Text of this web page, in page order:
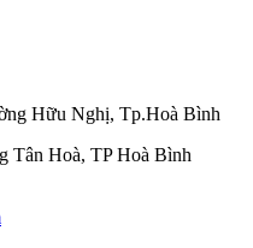
Hữu Nghị, Tp.Hoà Bình
Tân Hoà, TP Hoà Bình